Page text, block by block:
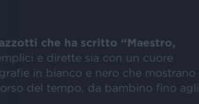
che ha scritto “Maestro,
e dirette sia con un cuore
in bianco e nero che mostrano
del tempo, da bambino fino agli